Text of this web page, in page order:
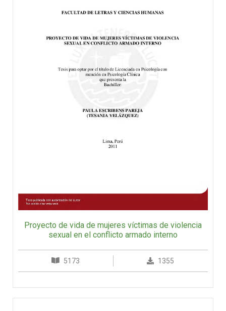
Proyecto de vida de mujeres víctimas de violencia
sexual en el conflicto armado interno
5173 1355